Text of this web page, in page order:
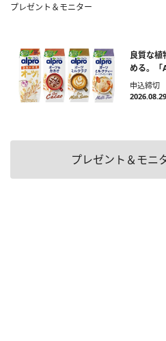
プレゼント＆モニター
良質な植
める。「
申込締切
プレゼント＆モニ